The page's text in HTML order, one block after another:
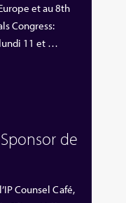
et au 8th
Congress:
lundi 11 et …
de
Counsel Café,